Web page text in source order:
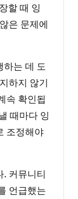
할 때 잉
은 문제에
하는 데 도
하지 않기
속 확인됩
때마다 잉
조정해야
. 커뮤니티
언급했는